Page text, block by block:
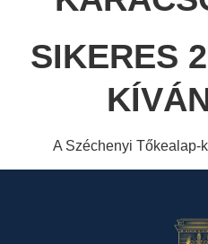
SIKERES
A Széchenyi Tőkealap-